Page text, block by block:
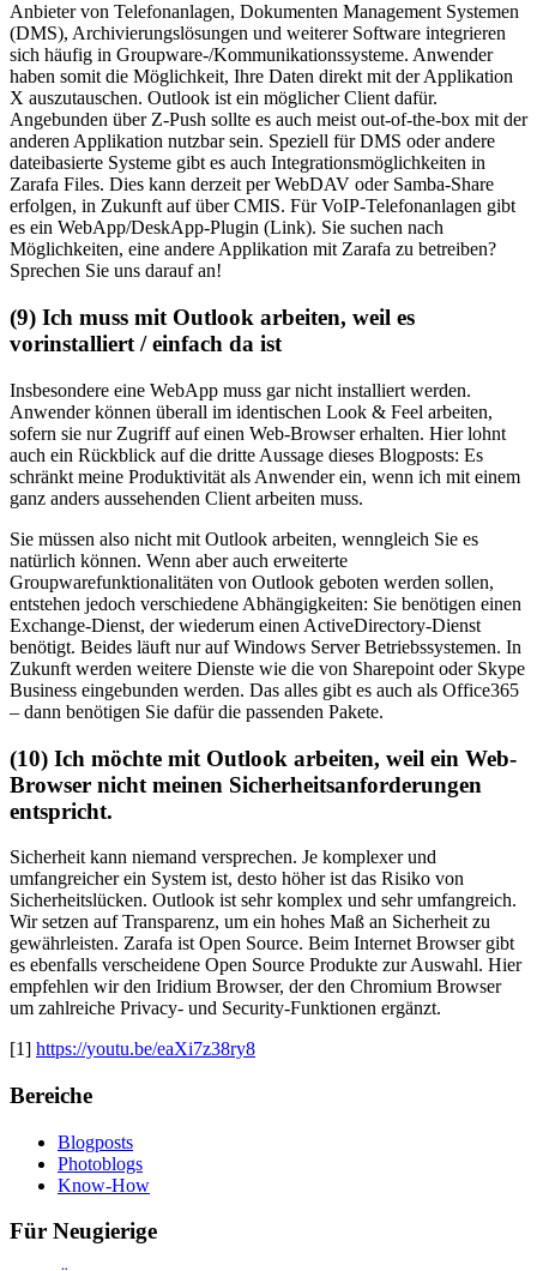
Anbieter von Telefonanlagen, Dokumenten Management Systemen
(DMS), Archivierungslösungen und weiterer Software integrieren
sich häufig in Groupware-/Kommunikationssysteme. Anwender
haben somit die Möglichkeit, Ihre Daten direkt mit der Applikation
X auszutauschen. Outlook ist ein möglicher Client dafür.
Angebunden über Z-Push sollte es auch meist out-of-the-box mit der
anderen Applikation nutzbar sein. Speziell für DMS oder andere
dateibasierte Systeme gibt es auch Integrationsmöglichkeiten in
Zarafa Files. Dies kann derzeit per WebDAV oder Samba-Share
erfolgen, in Zukunft auf über CMIS. Für VoIP-Telefonanlagen gibt
es ein WebApp/DeskApp-Plugin (Link). Sie suchen nach
Möglichkeiten, eine andere Applikation mit Zarafa zu betreiben?
Sprechen Sie uns darauf an!
(9) Ich muss mit Outlook arbeiten, weil es
vorinstalliert / einfach da ist
Insbesondere eine WebApp muss gar nicht installiert werden.
Anwender können überall im identischen Look & Feel arbeiten,
sofern sie nur Zugriff auf einen Web-Browser erhalten. Hier lohnt
auch ein Rückblick auf die dritte Aussage dieses Blogposts: Es
schränkt meine Produktivität als Anwender ein, wenn ich mit einem
ganz anders aussehenden Client arbeiten muss.
Sie müssen also nicht mit Outlook arbeiten, wenngleich Sie es
natürlich können. Wenn aber auch erweiterte
Groupwarefunktionalitäten von Outlook geboten werden sollen,
entstehen jedoch verschiedene Abhängigkeiten: Sie benötigen einen
Exchange-Dienst, der wiederum einen ActiveDirectory-Dienst
benötigt. Beides läuft nur auf Windows Server Betriebssystemen. In
Zukunft werden weitere Dienste wie die von Sharepoint oder Skype
Business eingebunden werden. Das alles gibt es auch als Office365
– dann benötigen Sie dafür die passenden Pakete.
(10) Ich möchte mit Outlook arbeiten, weil ein Web-
Browser nicht meinen Sicherheitsanforderungen
entspricht.
Sicherheit kann niemand versprechen. Je komplexer und
umfangreicher ein System ist, desto höher ist das Risiko von
Sicherheitslücken. Outlook ist sehr komplex und sehr umfangreich.
Wir setzen auf Transparenz, um ein hohes Maß an Sicherheit zu
gewährleisten. Zarafa ist Open Source. Beim Internet Browser gibt
es ebenfalls verscheidene Open Source Produkte zur Auswahl. Hier
empfehlen wir den Iridium Browser, der den Chromium Browser
um zahlreiche Privacy- und Security-Funktionen ergänzt.
[1] https://youtu.be/eaXi7z38ry8
Bereiche
Blogposts
Photoblogs
Know-How
Für Neugierige